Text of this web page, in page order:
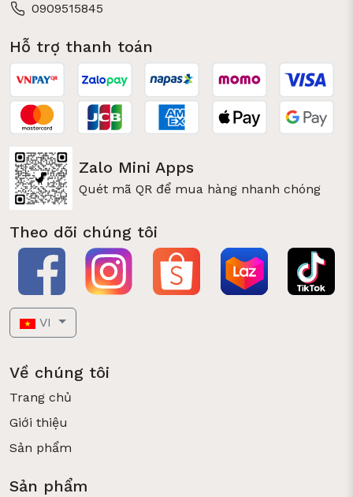
0909515845
Hỗ trợ thanh toán
Zalo Mini Apps
Quét mã QR để mua hàng nhanh chóng
Theo dõi chúng tôi
VI
Về chúng tôi
Trang chủ
Giới thiệu
Sản phẩm
Sản phẩm